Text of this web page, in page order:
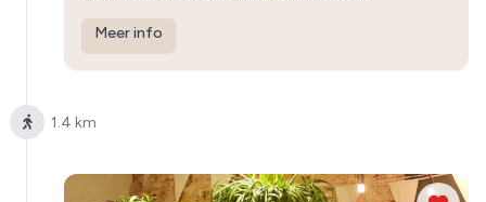
Meer info
1.4 km